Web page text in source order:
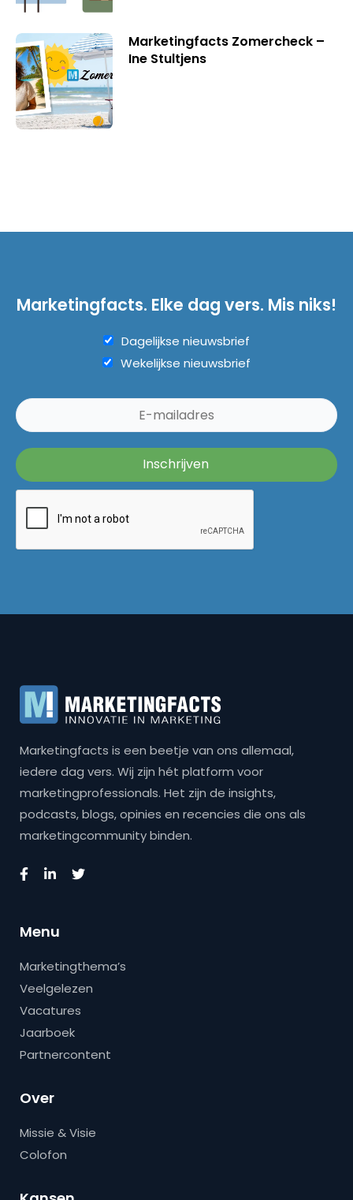
Marketingfacts Zomercheck –
Ine Stultjens
Marketingfacts. Elke dag vers. Mis niks!
Dagelijkse nieuwsbrief
Wekelijkse nieuwsbrief
Marketingfacts is een beetje van ons allemaal,
iedere dag vers. Wij zijn hét platform voor
marketingprofessionals. Het zijn de insights,
podcasts, blogs, opinies en recencies die ons als
marketingcommunity binden.
Menu
Marketingthema’s
Veelgelezen
Vacatures
Jaarboek
Partnercontent
Over
Missie & Visie
Colofon